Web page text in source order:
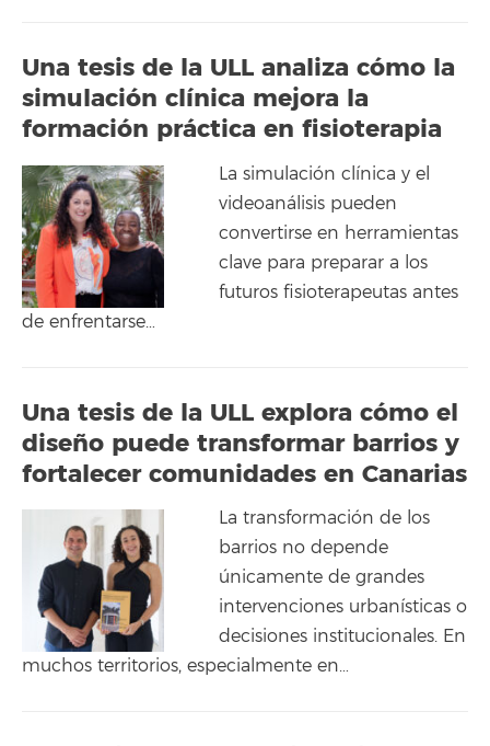
Una tesis de la ULL analiza cómo la
simulación clínica mejora la
formación práctica en fisioterapia
La simulación clínica y el
videoanálisis pueden
convertirse en herramientas
clave para preparar a los
futuros fisioterapeutas antes
de enfrentarse…
Una tesis de la ULL explora cómo el
diseño puede transformar barrios y
fortalecer comunidades en Canarias
La transformación de los
barrios no depende
únicamente de grandes
intervenciones urbanísticas o
decisiones institucionales. En
muchos territorios, especialmente en…